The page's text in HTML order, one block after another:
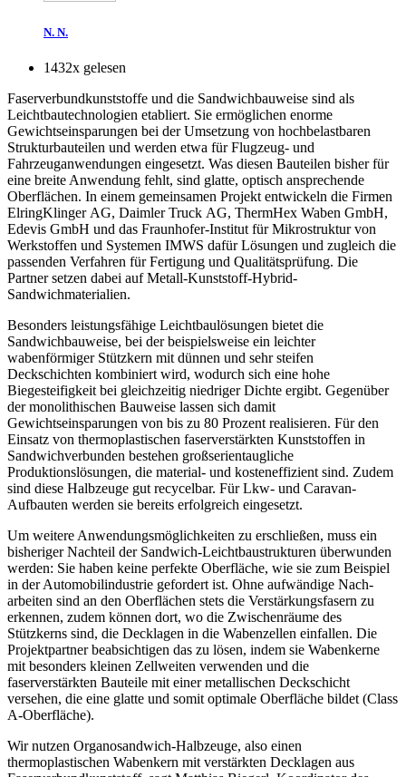
N. N.
1432x gelesen
Faserverbundkunststoffe und die Sandwichbauweise sind als
Leichtbautechnologien etabliert. Sie ermöglichen enorme
Gewichtseinsparungen bei der Umsetzung von hochbelastbaren
Strukturbauteilen und werden etwa für Flugzeug- und
Fahrzeuganwendungen eingesetzt. Was diesen Bauteilen bisher für
eine breite Anwendung fehlt, sind glatte, optisch ansprechende
Oberflächen. In einem gemeinsamen Projekt entwickeln die Firmen
ElringKlinger AG, Daimler Truck AG, ThermHex Waben GmbH,
Edevis GmbH und das Fraunhofer-Institut für Mikrostruktur von
Werkstoffen und Systemen IMWS dafür Lösungen und zugleich die
passenden Verfahren für Fertigung und Qualitätsprüfung. Die
Partner setzen ­dabei auf Metall-Kunststoff-Hybrid-
Sandwichmaterialien.
Besonders leistungsfähige Leichtbaulösungen bietet die
Sandwichbauweise, bei der beispielsweise ein leichter
wabenförmiger Stützkern mit dünnen und sehr steifen
Deckschichten kombiniert wird, wodurch sich eine hohe
Biegesteifigkeit bei gleichzeitig niedriger Dichte ergibt. Gegenüber
der monolithischen Bauweise lassen sich damit
Gewichtseinsparungen von bis zu 80 Prozent realisieren. Für den
Einsatz von thermoplastischen faserverstärkten Kunststoffen in
Sandwichverbunden bestehen großserientaug­liche
Produktionslösungen, die material- und kosteneffizient sind. Zudem
sind diese Halbzeuge gut recycelbar. Für Lkw- und Caravan-
Aufbauten werden sie bereits erfolgreich eingesetzt.
Um weitere Anwendungsmöglichkeiten zu erschließen, muss ein
bisheriger Nachteil der Sandwich-Leichtbaustrukturen überwunden
werden: Sie haben keine perfekte Oberfläche, wie sie zum Beispiel
in der Automobilindustrie gefordert ist. Ohne aufwändige Nach­
arbeiten sind an den Oberflächen stets die Verstärkungsfasern zu
erkennen, zudem können dort, wo die Zwischenräume des
Stützkerns sind, die Decklagen in die Wabenzellen einfallen. Die
Projektpartner beabsichtigen das zu lösen, indem sie Wabenkerne
mit besonders kleinen Zellweiten verwenden und die
faserverstärkten Bauteile mit einer metallischen Deckschicht
versehen, die eine glatte und somit optimale Oberfläche bildet (Class
A-Oberfläche).
Wir nutzen Organosandwich-Halbzeuge, also einen
thermoplastischen Wabenkern mit verstärkten Decklagen aus